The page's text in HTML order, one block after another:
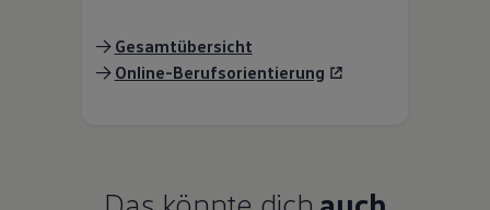
-> Gesamtübersicht
-> Online-Berufsorientierung